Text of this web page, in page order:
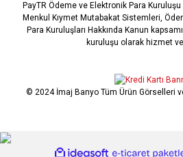
PayTR Ödeme ve Elektronik Para Kuruluşu
Menkul Kıymet Mutabakat Sistemleri,
Para Kuruluşları Hakkında Kanun
kuruluşu olarak hizmet
© 2024 İmaj Banyo Tüm Ürün Görselleri
ideasoft